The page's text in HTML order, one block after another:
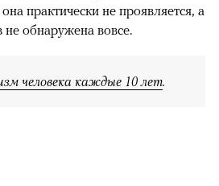
практически не проявляется, а
обнаружена вовсе.
человека каждые 10 лет.